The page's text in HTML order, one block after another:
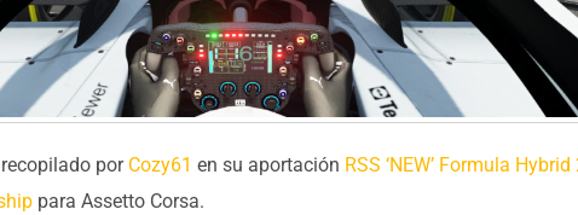
recopilado por Cozy61 en su aportación RSS ‘NEW’ Formula
para Assetto Corsa.